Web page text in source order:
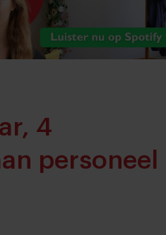
4
personeel